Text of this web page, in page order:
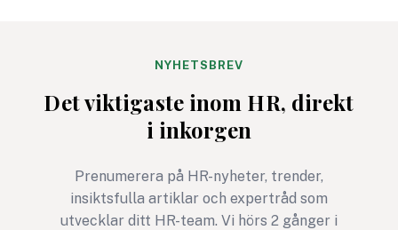
fem bästa tips för ett
säkrare sommarkontor.
NYHETSBREV
Det viktigaste inom HR, direkt
i inkorgen
Prenumerera på HR-nyheter, trender,
insiktsfulla artiklar och expertråd som
utvecklar ditt HR-team. Vi hörs 2 gånger i